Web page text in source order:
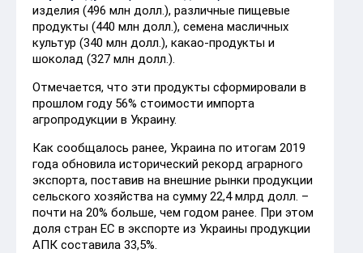
изделия (496 млн долл.), различные пищевые
продукты (440 млн долл.), семена масличных
культур (340 млн долл.), какао-продукты и
шоколад (327 млн долл.).
Отмечается, что эти продукты сформировали в
прошлом году 56% стоимости импорта
агропродукции в Украину.
Как сообщалось ранее, Украина по итогам 2019
года обновила исторический рекорд аграрного
экспорта, поставив на внешние рынки продукции
сельского хозяйства на сумму 22,4 млрд долл. –
почти на 20% больше, чем годом ранее. При этом
доля стран ЕС в экспорте из Украины продукции
АПК составила 33,5%.